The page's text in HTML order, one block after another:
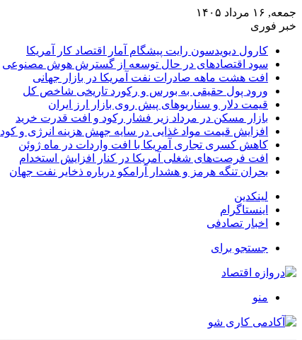
جمعه, ۱۶ مرداد ۱۴۰۵
خبر فوری
کارول دیویدسون رایت پیشگام آمار اقتصاد کار آمریکا
سود اقتصادهای در حال توسعه از گسترش هوش مصنوعی
افت هشت ماهه صادرات نفت آمریکا در بازار جهانی
ورود پول حقیقی به بورس و رکورد تاریخی شاخص کل
قیمت دلار و سناریوهای پیش روی بازار ارز ایران
بازار مسکن در مرداد زیر فشار رکود و افت قدرت خرید
افزایش قیمت مواد غذایی در سایه جهش هزینه انرژی و کود
کاهش کسری تجاری آمریکا با افت واردات در ماه ژوئن
افت فرصت‌های شغلی آمریکا در کنار افزایش استخدام
بحران تنگه هرمز و هشدار آرامکو درباره ذخایر نفت جهان
لینکدین
اینستاگرام
اخبار تصادفی
جستجو برای
منو